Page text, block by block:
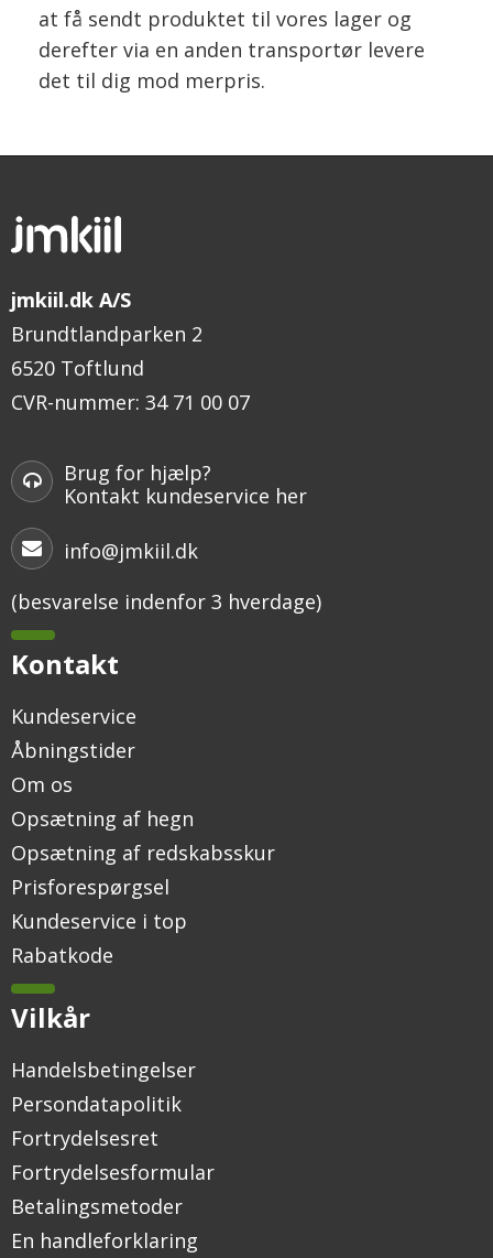
at få sendt produktet til vores lager og
derefter via en anden transportør levere
det til dig mod merpris.
jmkiil.dk A/S
Brundtlandparken 2
6520 Toftlund
CVR-nummer: 34 71 00 07
Brug for hjælp?
Kontakt kundeservice her
info@jmkiil.dk
(besvarelse indenfor 3 hverdage)
Kontakt
Kundeservice
Åbningstider
Om os
Opsætning af hegn
Opsætning af redskabsskur
Prisforespørgsel
Kundeservice i top
Rabatkode
Vilkår
Handelsbetingelser
Persondatapolitik
Fortrydelsesret
Fortrydelsesformular
Betalingsmetoder
En handleforklaring